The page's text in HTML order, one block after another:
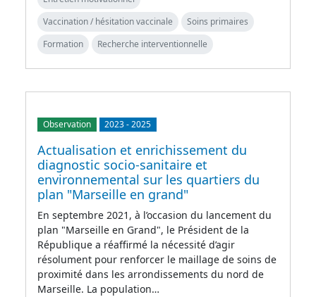
Vaccination / hésitation vaccinale
Soins primaires
Formation
Recherche interventionnelle
Observation 2023-2025
Actualisation et enrichissement du
diagnostic socio-sanitaire et
environnemental sur les quartiers du
plan "Marseille en grand"
En septembre 2021, à l’occasion du lancement du
plan "Marseille en Grand", le Président de la
République a réaffirmé la nécessité d’agir
résolument pour renforcer le maillage de soins de
proximité dans les arrondissements du nord de
Marseille. La population…